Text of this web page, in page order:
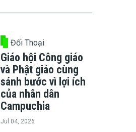
Đối Thoại
Giáo hội Công giáo
và Phật giáo cùng
sánh bước vì lợi ích
của nhân dân
Campuchia
Jul 04, 2026